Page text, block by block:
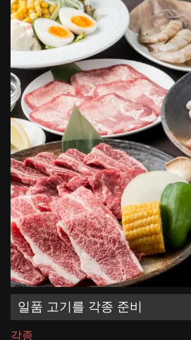
일품 고기를 각종 준비
각종